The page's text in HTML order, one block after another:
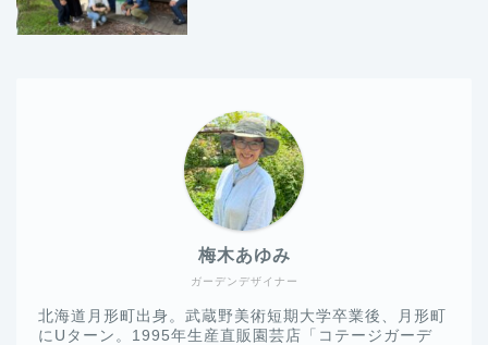
ガーデンデザイナー
梅木あゆみ
北海道月形町出身。武蔵野美術短期大学卒業後、月形町
にUターン。1995年生産直販園芸店「コテージガーデ